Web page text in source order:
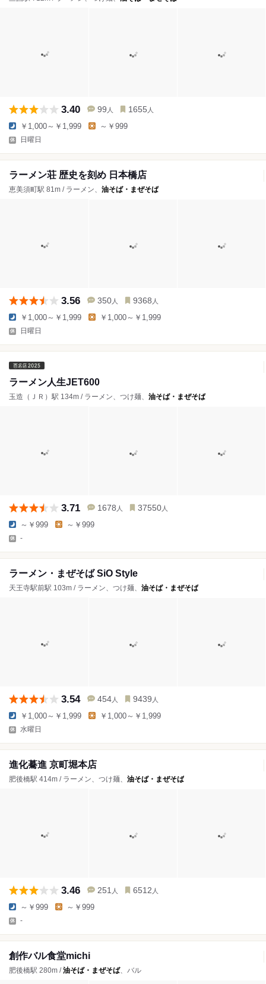
3.40 99 人 1655 人
￥1,000～￥1,999 ～￥999
日曜日
ラーメン荘 歴史を刻め 日本橋店
恵美須町駅 81m / ラーメン、 油そば・まぜそば
3.56 350 人 9368 人
￥1,000～￥1,999 ￥1,000～￥1,999
日曜日
ラーメン人生JET600
玉造（ＪＲ）駅 134m / ラーメン、つけ麺、 油そば・まぜそば
3.71 1678 人 37550 人
～￥999 ～￥999
-
ラーメン・まぜそば SiO Style
天王寺駅前駅 103m / ラーメン、つけ麺、 油そば・まぜそば
3.54 454 人 9439 人
￥1,000～￥1,999 ￥1,000～￥1,999
水曜日
進化驀進 京町堀本店
肥後橋駅 414m / ラーメン、つけ麺、 油そば・まぜそば
3.46 251 人 6512 人
～￥999 ～￥999
-
創作バル食堂michi
肥後橋駅 280m /油そば・まぜそば、バル